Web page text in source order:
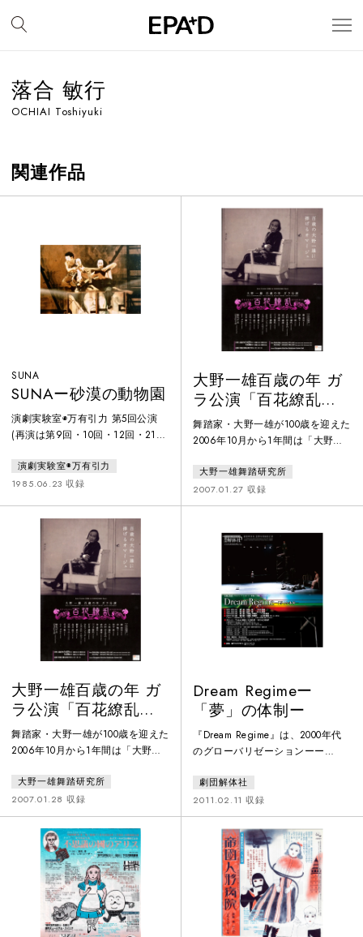
落合 敏行
OCHIAI Toshiyuki
関連作品
SUNA
SUNAー砂漠の動物園
演劇実験室◉万有引力 第5回公演
(再演は第9回・10回・12回・21
ラジルツアーも含め、万有引力の
オリジナルでは最も上演回数の多
ンバラ国際芸術祭にてフリンジ・
ファースト(最優秀賞)を受賞。
1995年にブラジルに初上陸。この
『SUNA』は、「距離」に関わる
事物と人間の関係・役割をテーマ
に、観客と一緒に、劇場空間に巨
大都市を持ち込もう
演劇実験室◉万有引力
1985.06.23 収録
大野一雄百歳の年 ガ
ラ公演「百花繚乱」
第一夜
舞踏家・大野一雄が100歳を迎えた
2006年10月から1年間は「大野一
演など世界各国で様々な100歳を祝
うイベントが開催された。中でも
ガラ公演「百花繚乱」にはピナ・
から実に23組の踊り手が集結、2
日間にわたり密度の濃い舞台が繰
り広げられた。両日ともカーテン
コールには大野慶人の押す車椅子
で大野一雄が登場した。以下は、
第一夜の出演者とその
大野一雄舞踏研究所
2007.01.27 収録
大野一雄百歳の年 ガ
ラ公演「百花繚乱」
第二夜
舞踏家・大野一雄が100歳を迎えた
2006年10月から1年間は「大野一
演など世界各国で様々な100歳を祝
うイベントが開催された。中でも
ガラ公演「百花繚乱」にはピナ・
バウシュの映像出演を含め国内外
から実に23組の踊り手が集結、2
日間にわたり密度の濃い舞台が繰
り広げられた。両日ともカーテン
コールには大野慶人の押す車椅子
で大野一雄が登場した。以下は、
第二夜の出演者とその
大野一雄舞踏研究所
2007.01.28 収録
Dream Regimeー
「夢」の体制ー
『Dream Regime』は、2000年代
のグローバリゼーションーー
の諸様態の提示とその批判の方途
を、諸外国のパフォーマーやアー
ティストたちとのディスカッショ
ンやワークショップ、上演等の共
同作業を通して問い直し更新しよ
うとする試みであり、その９回目
にあたる本作品は「環境管理型権
力と動物化」を主題とした。
劇団解体社
2011.02.11 収録